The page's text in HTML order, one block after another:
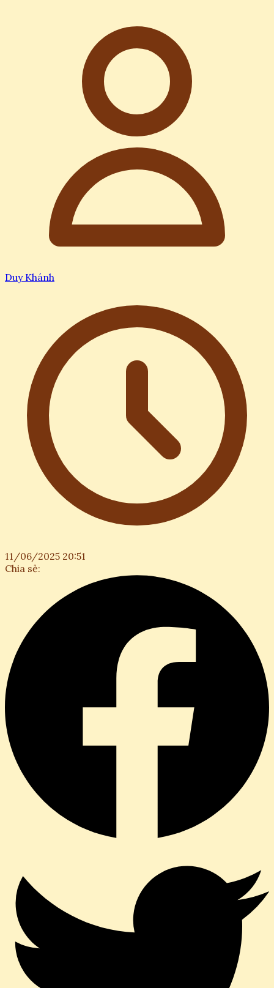
Duy Khánh
11/06/2025 20:51
Chia sẻ: